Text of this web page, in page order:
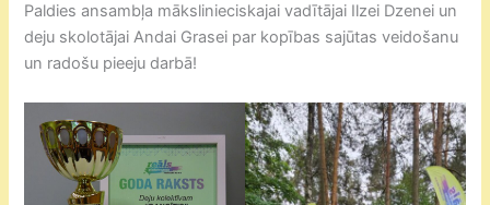
Paldies ansambļa mākslinieciskajai vadītājai Ilzei Dzenei un
deju skolotājai Andai Grasei par kopības sajūtas veidošanu
un radošu pieeju darbā!